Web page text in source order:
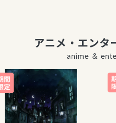
アニメ・エンタ
anime ＆